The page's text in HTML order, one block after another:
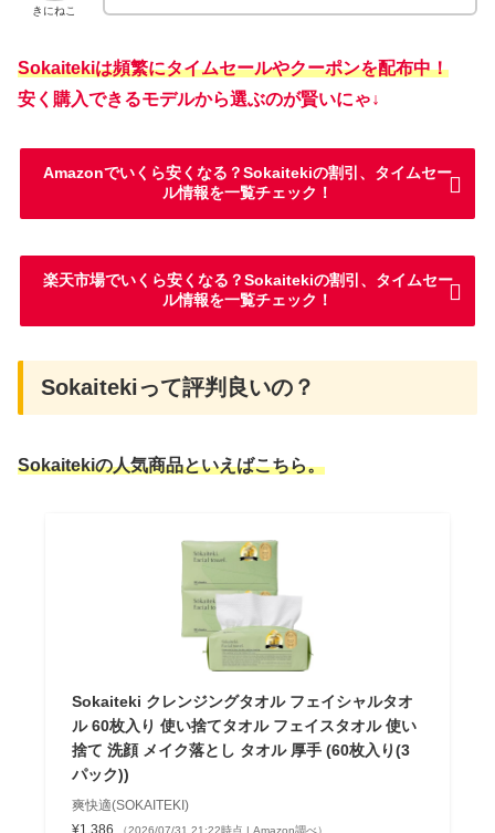
きにねこ
Sokaitekiは頻繁にタイムセールやクーポンを配布中！
安く購入できるモデルから選ぶのが賢いにゃ↓
Amazonでいくら安くなる？Sokaitekiの割引、タイムセー
ル情報を一覧チェック！
楽天市場でいくら安くなる？Sokaitekiの割引、タイムセー
ル情報を一覧チェック！
Sokaitekiって評判良いの？
Sokaitekiの人気商品といえばこちら。
Sokaiteki クレンジングタオル フェイシャルタオ
ル 60枚入り 使い捨てタオル フェイスタオル 使い
捨て 洗顔 メイク落とし タオル 厚手 (60枚入り(3
パック))
爽快適(SOKAITEKI)